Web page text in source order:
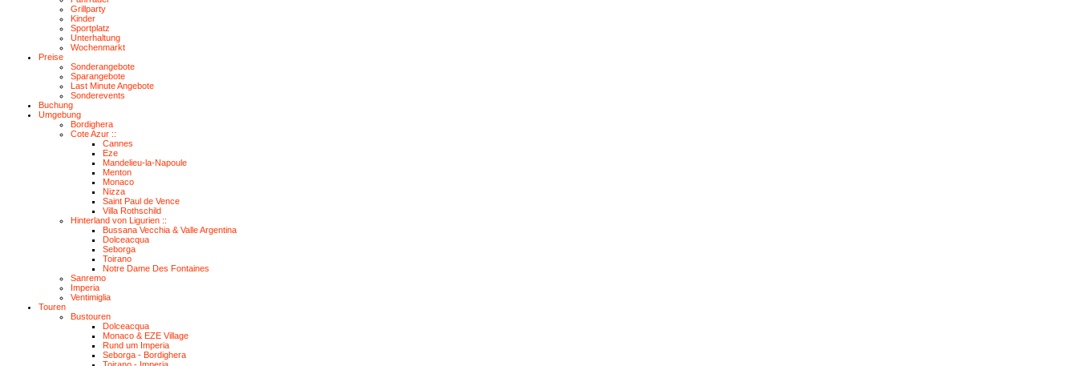
Grillparty
Kinder
Sportplatz
Unterhaltung
Wochenmarkt
Preise
Sonderangebote
Sparangebote
Last Minute Angebote
Sonderevents
Buchung
Umgebung
Bordighera
Cote Azur ::
Cannes
Eze
Mandelieu-la-Napoule
Menton
Monaco
Nizza
Saint Paul de Vence
Villa Rothschild
Hinterland von Ligurien ::
Bussana Vecchia & Valle Argentina
Dolceacqua
Seborga
Toirano
Notre Dame Des Fontaines
Sanremo
Imperia
Ventimiglia
Touren
Bustouren
Dolceacqua
Monaco & EZE Village
Rund um Imperia
Seborga - Bordighera